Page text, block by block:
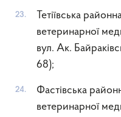
Тетіївська
ветеринарної
вул. Ак.
68);
Фастівська
ветеринарної